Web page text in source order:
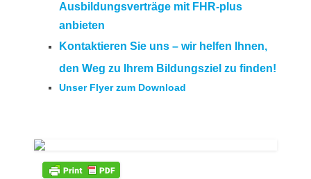
Ausbildungsverträge mit FHR-plus
anbieten
Kontaktieren Sie uns – wir helfen Ihnen,
den Weg zu Ihrem Bildungsziel zu finden!
Unser Flyer zum Download